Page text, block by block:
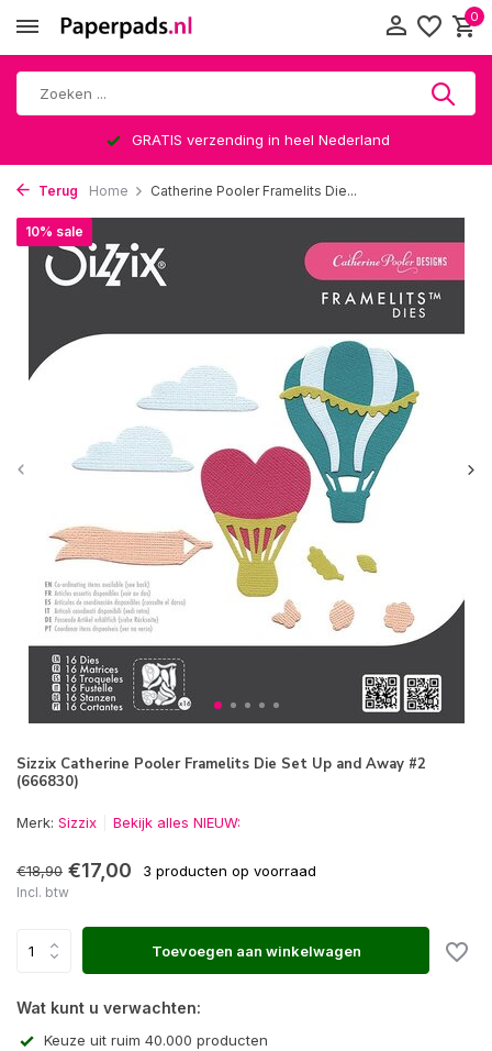
0
GRATIS verzending in heel Nederland
Terug Home Catherine Pooler Framelits Die...
Sizzix Catherine Pooler Framelits Die Set Up and Away #2
(666830)
10% sale
Merk: Sizzix Bekijk alles NIEUW:
€18,90 €17,00 3 producten op voorraad
Incl. btw
Toevoegen aan winkelwagen
Wat kunt u verwachten:
Keuze uit ruim 40.000 producten